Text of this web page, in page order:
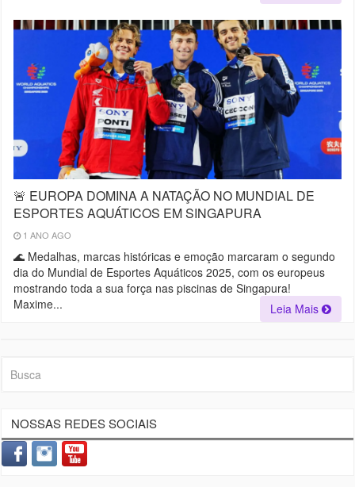
🚨 EUROPA DOMINA A NATAÇÃO NO MUNDIAL DE
ESPORTES AQUÁTICOS EM SINGAPURA
1 ANO AGO
🌊 Medalhas, marcas históricas e emoção marcaram o segundo
dia do Mundial de Esportes Aquáticos 2025, com os europeus
mostrando toda a sua força nas piscinas de Singapura!
Maxime...
Leia Mais
NOSSAS REDES SOCIAIS